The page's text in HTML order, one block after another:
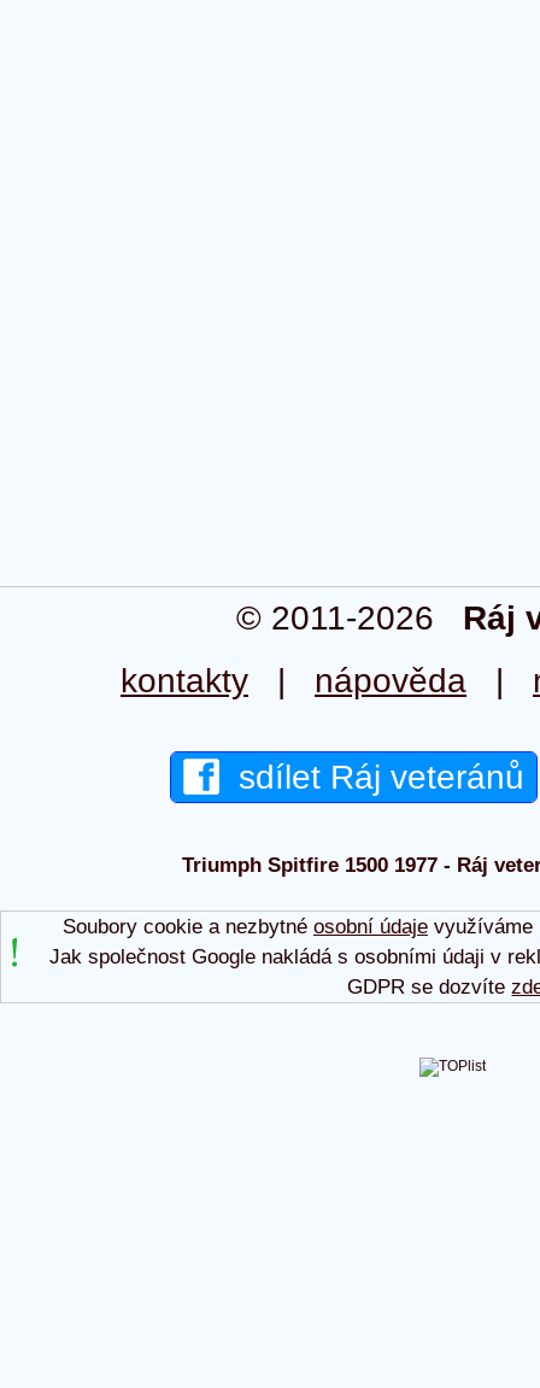
© 2011-2026 Ráj
kontakty | nápověda |
sdílet Ráj veteránů
Triumph Spitfire 1500 1977 - Ráj
Soubory cookie a nezbytné osobní údajevyužíváme
Jak společnost Google nakládá s osobními údaji v
GDPR se dozvíte